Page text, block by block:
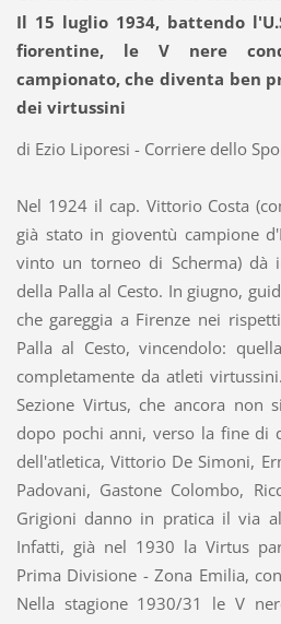
Il 15 luglio 1934, battendo
fiorentine, le V nere
campionato, che diventa ben
dei virtussini
di Ezio Liporesi - Corriere dello
Nel 1924 il cap. Vittorio Costa
già stato in gioventù campione
vinto un torneo di Scherma) dà
della Palla al Cesto. In giugno,
che gareggia a Firenze nei
Palla al Cesto, vincendolo:
completamente da atleti
Sezione Virtus, che ancora non
dopo pochi anni, verso la fine di
dell'atletica, Vittorio De Simoni,
Padovani, Gastone Colombo,
Grigioni danno in pratica il via
Infatti, già nel 1930 la Virtus
Prima Divisione - Zona Emilia,
Nella stagione 1930/31 le V